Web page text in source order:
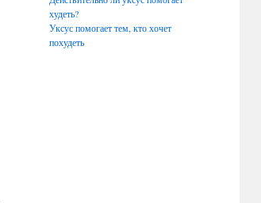
худеть?
Уксус помогает тем, кто хочет
похудеть